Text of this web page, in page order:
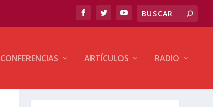
CONFERENCIAS ARTÍCULOS RADIO